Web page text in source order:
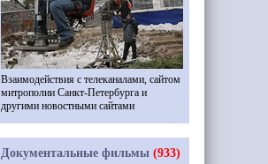
Взаимодействия с телеканалами, сайтом
митрополии Санкт-Петербурга и
другими новостными сайтами
Документальные фильмы (933)